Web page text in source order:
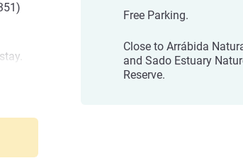
Free Parking.
Close to Arrábida
and Sado Estuary
Reserve.